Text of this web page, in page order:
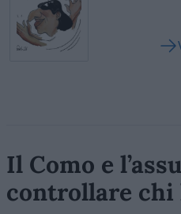
Il Como e
controllare chi